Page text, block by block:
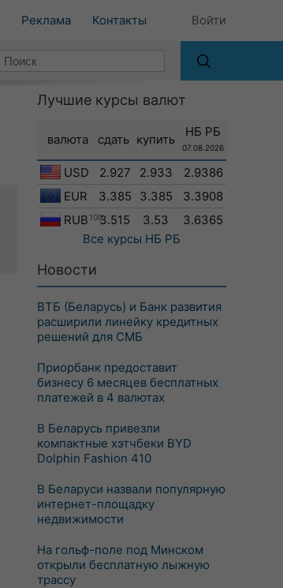
Реклама Контакты Войти
Лучшие курсы валют
валюта сдать купить
НБ РБ
07.08.2026
USD 2.927 2.933
2.9386
EUR
3.385 3.385
3.3908
RUB 1003.515 3.53
3.6365
Все курсы НБ РБ
Новости
ВТБ (Беларусь) и Банк развития
расширили линейку кредитных
решений для СМБ
Приорбанк предоставит
бизнесу 6 месяцев бесплатных
платежей в 4 валютах
В Беларусь привезли
компактные хэтчбеки BYD
Dolphin Fashion 410
В Беларуси назвали популярную
интернет-площадку
недвижимости
На гольф-поле под Минском
открыли бесплатную лыжную
трассу